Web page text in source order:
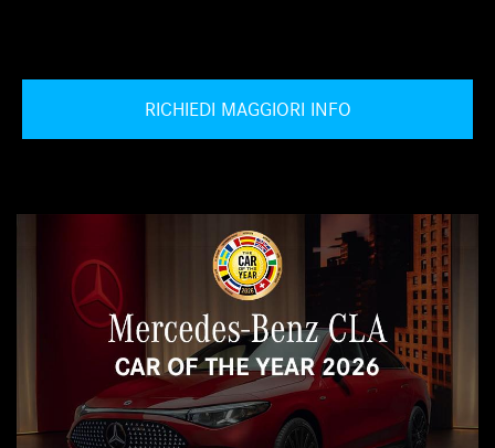
RICHIEDI MAGGIORI INFO